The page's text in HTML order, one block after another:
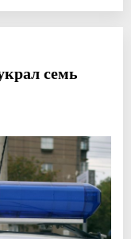
семь